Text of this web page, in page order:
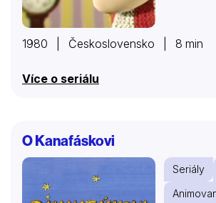
1980 | Československo | 8 min
Více o seriálu
O Kanafáskovi
Seriály